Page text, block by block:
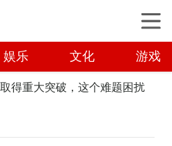
娱乐 文化 游戏
得重大突破，这个难题困扰